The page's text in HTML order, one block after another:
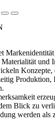
und
Konzepte,
Produktion,
Blick zu
werden als